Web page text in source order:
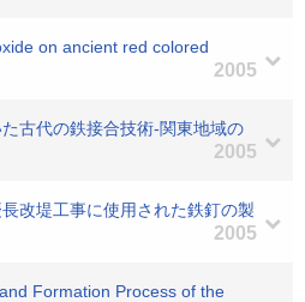
on ancient red colored
2005
古代の鉄接合技術-関東地域の
2005
改堤工事に使用された鉄釘の製
2005
Formation Process of the